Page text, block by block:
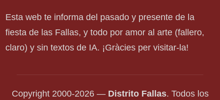
Esta web te informa del pasado y presente de la
fiesta de las Fallas, y todo por amor al arte (fallero,
claro) y sin textos de IA. ¡Gràcies per visitar-la!
Copyright 2000-2026 — Distrito Fallas. Todos los